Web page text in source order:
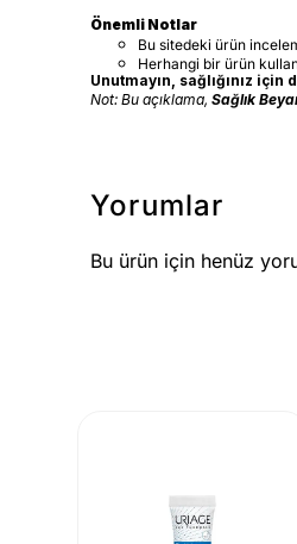
Önemli Notlar
Bu sitedeki ürün
Herhangi bir ürün
Unutmayın, sağlığınız
Not: Bu açıklama, Sağlık
Yorumlar
Bu ürün için henüz